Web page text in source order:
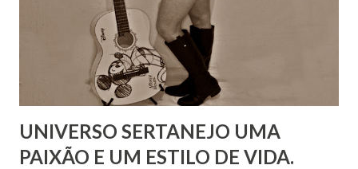
UNIVERSO SERTANEJO UMA
PAIXÃO E UM ESTILO DE VIDA.